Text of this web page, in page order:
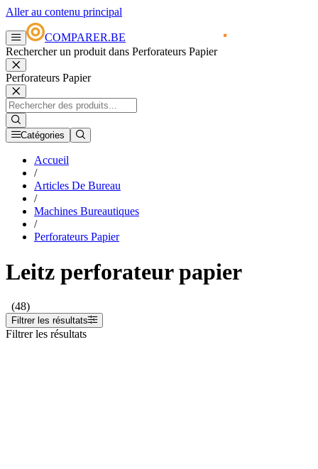
Aller au contenu principal
COMPARER.BE
Rechercher un produit dans Perforateurs Papier
Perforateurs Papier
Catégories
Accueil
/
Articles De Bureau
/
Machines Bureautiques
/
Perforateurs Papier
Leitz perforateur papier
(48)
Filtrer les résultats
Filtrer les résultats